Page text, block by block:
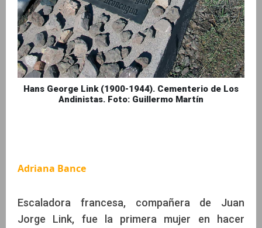
Hans George Link (1900-1944). Cementerio de Los
Andinistas. Foto: Guillermo Martín
Adriana Bance
Escaladora francesa, compañera de Juan
Jorge Link, fue la primera mujer en hacer